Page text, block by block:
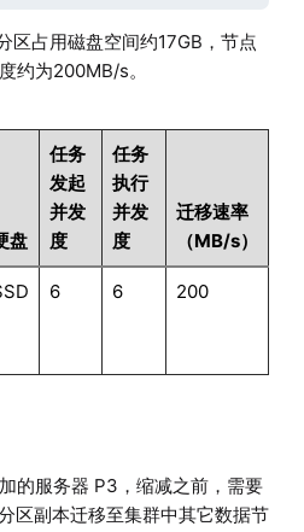
区占用磁盘空间约17GB，节点
约为200MB/s。
盘
任务
发起
并发
度
任务
执行
并发
度
迁移速率
（MB/s）
6 6 200
的服务器 P3，缩减之前，需要
区副本迁移至集群中其它数据节